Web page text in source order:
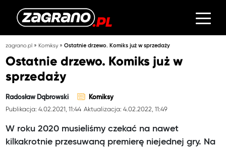
zagrano.pl » Komiksy»Ostatnie drzewo. Komiks już w sprzedaży
Ostatnie drzewo. Komiks już w
sprzedaży
Radosław Dąbrowski Komiksy
Publikacja: 4.02.2021, 11:44 Aktualizacja: 4.02.2022, 11:49
W roku 2020 musieliśmy czekać na nawet
kilkakrotnie przesuwaną premierę niejednej gry. Na